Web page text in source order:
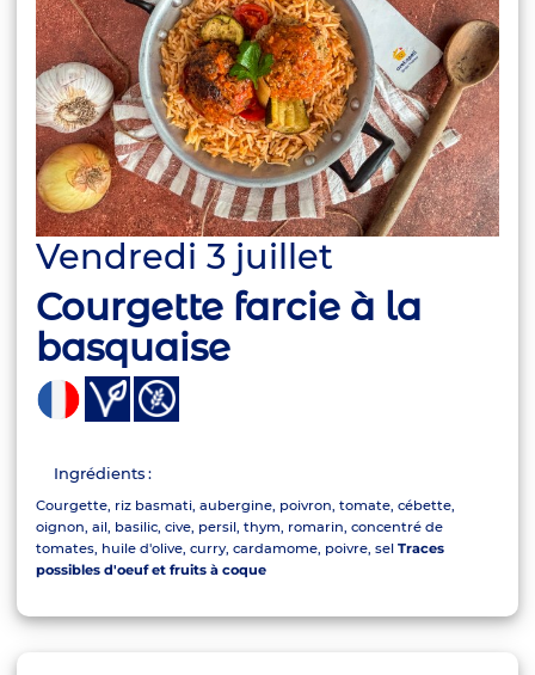
Vendredi 3 juillet
Courgette farcie à la
basquaise
Ingrédients :
Courgette, riz basmati, aubergine, poivron, tomate, cébette,
oignon, ail, basilic, cive, persil, thym, romarin, concentré de
tomates, huile d'olive, curry, cardamome, poivre, selTraces
possibles d'oeuf et fruits à coque